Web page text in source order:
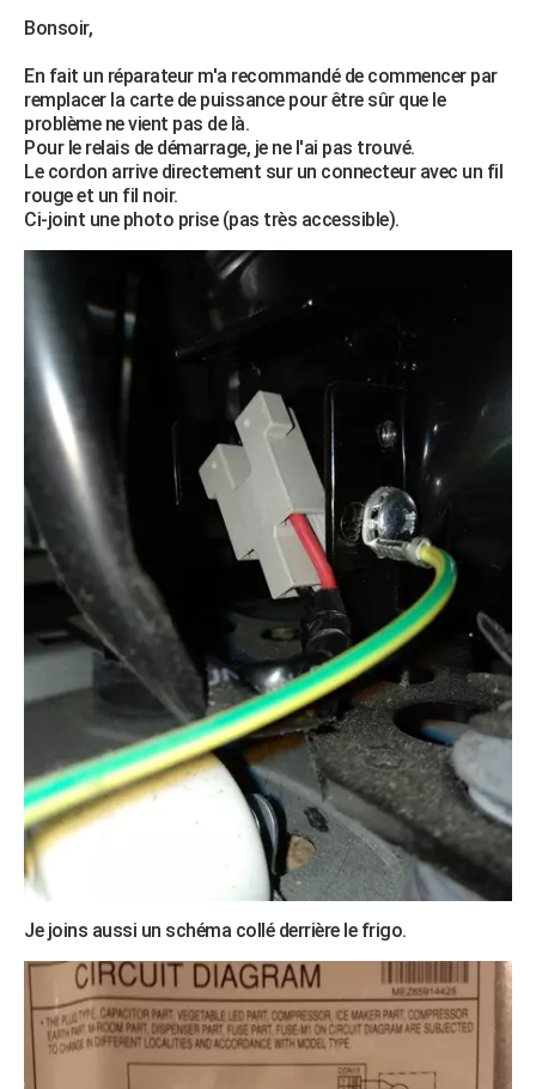
Bonsoir,
En fait un réparateur m'a recommandé de commencer par
remplacer la carte de puissance pour être sûr que le
problème ne vient pas de là.
Pour le relais de démarrage, je ne l'ai pas trouvé.
Le cordon arrive directement sur un connecteur avec un fil
rouge et un fil noir.
Ci-joint une photo prise (pas très accessible).
Je joins aussi un schéma collé derrière le frigo.